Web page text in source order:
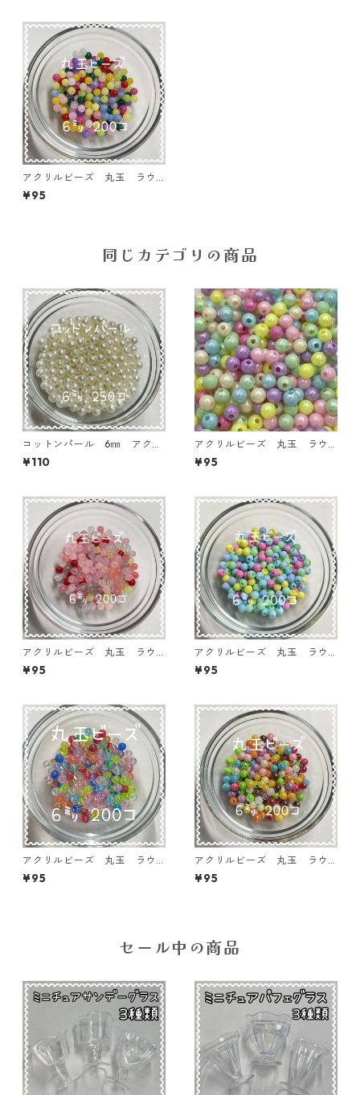
アクリルビーズ 丸玉 ラウ
ンド6㎜ 200個入り【AB‐R
6MIX-05】
¥95
同じカテゴリの商品
コットンパール 6㎜ アクリ
ルビーズ 250個入り【RB-cP
L6】
¥110
アクリルビーズ 丸玉 ラウ
ンド6㎜ 200個入り【AB‐R
6MIX-07】
¥95
アクリルビーズ 丸玉 ラウ
ンド6㎜ 200個入り【AB‐R
6MIX-03】
¥95
アクリルビーズ 丸玉 ラウ
ンド6㎜ 200個入り【AB‐R
6MIX-01】
¥95
アクリルビーズ 丸玉 ラウ
ンド6㎜ 200個入り【AB‐R
6MIX-09】
¥95
アクリルビーズ 丸玉 ラウ
ンド6㎜ 200個入り【AB‐R
6MIX-08】
¥95
セール中の商品